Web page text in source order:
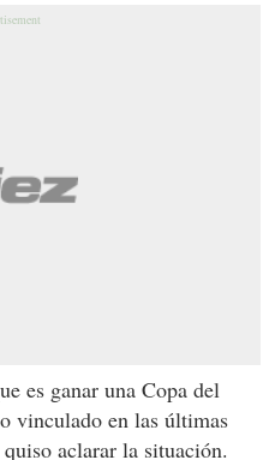
es ganar una Copa del
vinculado en las últimas
aclarar la situación.